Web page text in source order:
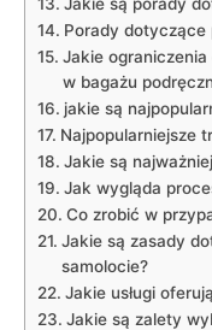
Porady dotyczące
Jakie ograniczenia
w bagażu
jakie są
Najpopularniejsze
Jakie są
Jak wygląda
Co zrobić w
Jakie są zasady
samolocie?
Jakie usługi
Jakie są zalety